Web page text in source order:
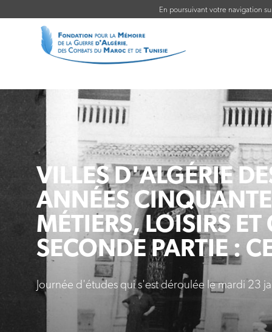
En poursuivant votre navigation
VILLES D'ALGÉRIE
ANNÉES
MÉTIERS, LOISIRS
SECONDE PARTIE :
Journée d'études qui s'est déroulée le mardi 23